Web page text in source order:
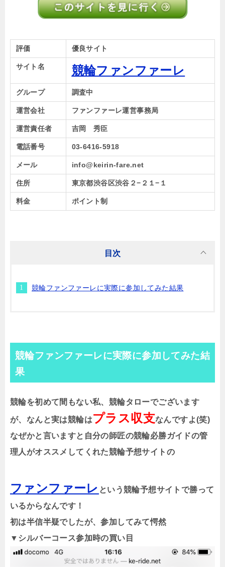
評価 優良サイト
サイト名 競輪ファンファーレ
グループ 調査中
運営会社 ファンファーレ運営事務局
運営責任者 吉岡 秀臣
電話番号 03-6416-5918
メール info@keirin-fare.net
住所 東京都渋谷区渋谷２−２１−１
料金 ポイント制
目次
競輪ファンファーレに実際に参加してみた結果
競輪ファンファーレに実際に参加してみた結
果
競輪を初めて間もない私、競輪タローでございます
が、なんと実は競輪はプラス収支なんですよ(笑)
なぜかと言いますと自分の師匠の競輪必勝ガイドの管
理人がオススメしてくれた競輪予想サイトの
ファンファーレ という競輪予想サイトで勝って
いるからなんです！
初は半信半疑でしたが、参加してみて愕然
▼シルバーコース参加時の買い目